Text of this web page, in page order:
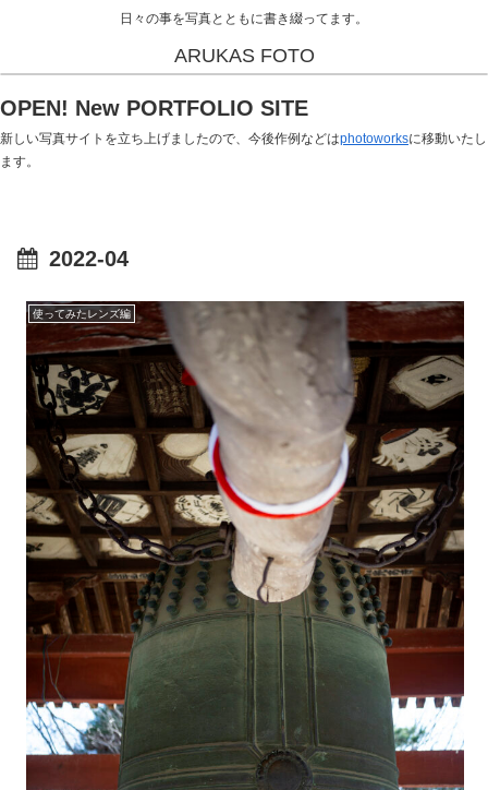
日々の事を写真とともに書き綴ってます。
ARUKAS FOTO
OPEN! New PORTFOLIO SITE
新しい写真サイトを立ち上げましたので、今後作例などはphotoworksに移動いたし
ます。
2022-04
使ってみたレンズ編